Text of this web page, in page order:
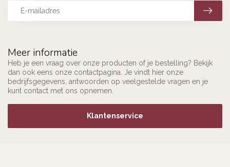
Meer informatie
Heb je een vraag over onze producten of je bestelling? Bekijk
dan ook eens onze contactpagina. Je vindt hier onze
bedrijfsgegevens, antwoorden op veelgestelde vragen en je
kunt contact met ons opnemen.
Klantenservice